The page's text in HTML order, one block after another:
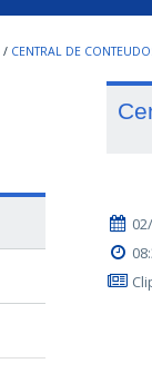
/ CENTRAL DE